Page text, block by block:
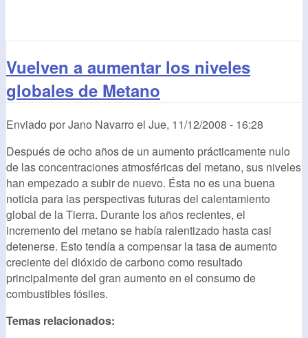
Vuelven a aumentar los niveles
globales de Metano
Enviado porJano Navarro el Jue, 11/12/2008 - 16:28
Después de ocho años de un aumento prácticamente nulo
de las concentraciones atmosféricas del metano, sus niveles
han empezado a subir de nuevo. Ésta no es una buena
noticia para las perspectivas futuras del calentamiento
global de la Tierra. Durante los años recientes, el
incremento del metano se había ralentizado hasta casi
detenerse. Esto tendía a compensar la tasa de aumento
creciente del dióxido de carbono como resultado
principalmente del gran aumento en el consumo de
combustibles fósiles.
Temas relacionados: